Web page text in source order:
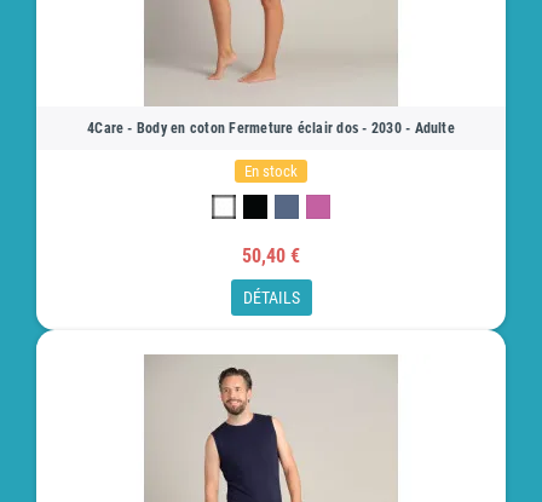
4Care - Body en coton Fermeture éclair dos - 2030 - Adulte
En stock
50,40 €
DÉTAILS